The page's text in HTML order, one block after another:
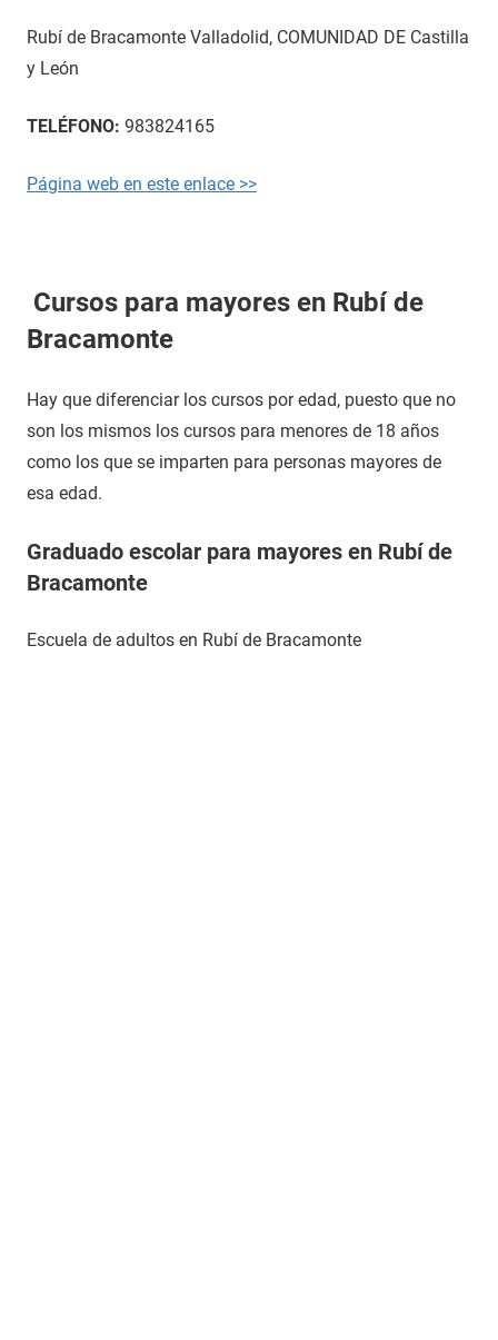
Rubí de Bracamonte Valladolid, COMUNIDAD DE Castilla
y León
TELÉFONO: 983824165
Página web en este enlace >>
Cursos para mayores en Rubí de
Bracamonte
Hay que diferenciar los cursos por edad, puesto que no
son los mismos los cursos para menores de 18 años
como los que se imparten para personas mayores de
esa edad.
Graduado escolar para mayores en Rubí de
Bracamonte
Escuela de adultos en Rubí de Bracamonte